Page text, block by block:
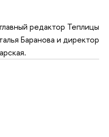
редактор Теплицы
Баранова и директор